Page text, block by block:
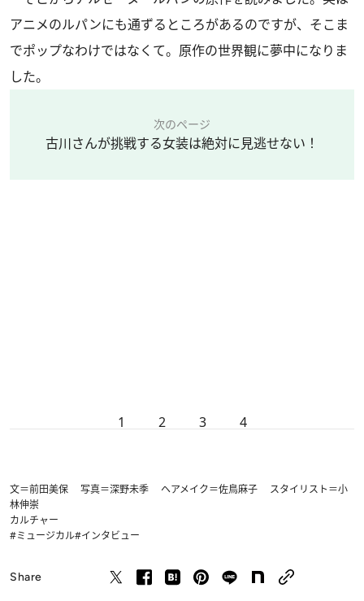
アニメのルパンにも通ずるところがあるのですが、そこま
でポップなわけではなくて。原作の世界観に夢中になりま
した。
次のページ
古川さんが挑戦する女装は絶対に見逃せない！
1 2 3 4
文＝前田美保 写真＝深野未季 ヘアメイク＝佐鳥麻子 スタイリスト＝小
林伸崇
カルチャー
#ミュージカル#インタビュー
Share